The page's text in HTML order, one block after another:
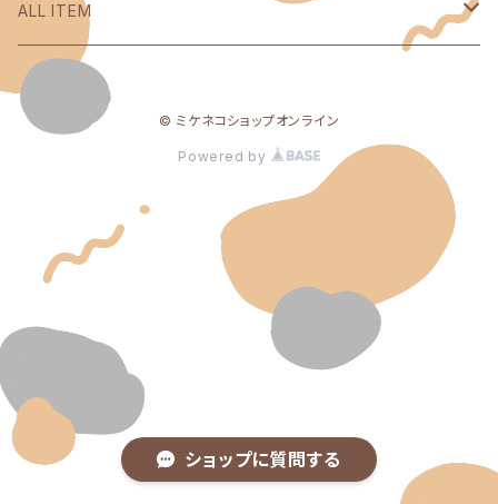
ALL ITEM
Yes Happy!
mikeneko records
ミケネコクエスト
ミケネコ研修生
© ミケネコショップオンライン
Powered by
ショップに質問する